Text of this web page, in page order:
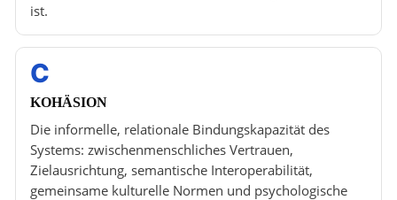
ist.
C
KOHÄSION
Die informelle, relationale Bindungskapazität des
Systems: zwischenmenschliches Vertrauen,
Zielausrichtung, semantische Interoperabilität,
gemeinsame kulturelle Normen und psychologische